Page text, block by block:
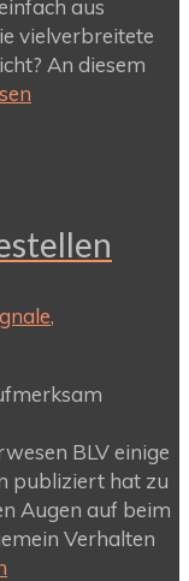
aus
vielverbreitete
An diesem
,
BLV einige
publiziert hat zu
Augen auf beim
Verhalten